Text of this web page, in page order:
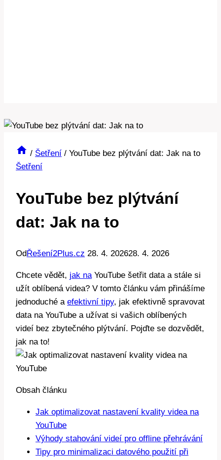
/ Šetření / YouTube bez plýtvání dat: Jak na to
Šetření
YouTube bez plýtvání
dat: Jak na to
Od Řešení2Plus.cz 28. 4. 202628. 4. 2026
Chcete vědět, jak naYouTube šetřit data a stále si
užít oblíbená videa? V tomto článku vám přinášíme
jednoduché a efektivní tipy, jak efektivně spravovat
data na YouTube a užívat si vašich oblíbených
videí bez zbytečného plýtvání. Pojďte se dozvědět,
jak na to!
Obsah článku
Jak optimalizovat nastavení kvality videa na
YouTube
Výhody stahování videí pro offline přehrávání
Tipy pro minimalizaci datového použití při